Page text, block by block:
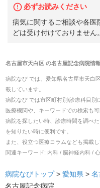
必ずお読みください
病気に関するご相談や各医
どは受け付けておりません。
名古屋市天白区の名古屋記念病院情報
病院なび では、 愛知県名古屋市天白区
載しています。
病院なび では市区町村別/診療科目別
医療機関や、キーワードでの検索も可
病院を探したい時、診療時間を調べ
を知りたい時に便利です。
また、役立つ医療コラムなども掲載
関連キーワード: 内科 / 脳神経内科 /
病院なびトップ > 愛知県 > 名
名古屋記念病院